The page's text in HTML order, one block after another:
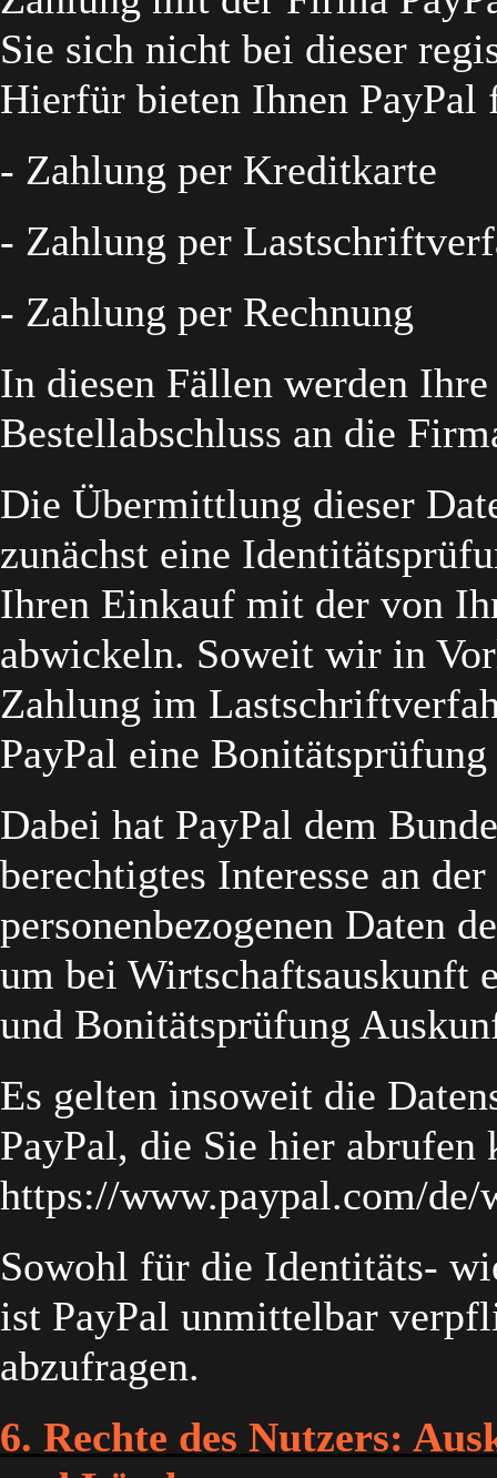
Sie sich nicht bei dieser
Hierfür bieten Ihnen PayPal
- Zahlung per Kreditkarte
- Zahlung per
- Zahlung per Rechnung
In diesen Fällen werden
Bestellabschluss an die
Die Übermittlung dieser
zunächst eine
Ihren Einkauf mit der von
abwickeln. Soweit wir in
Zahlung im
PayPal eine
Dabei hat PayPal dem
berechtigtes Interesse an
personenbezogenen Daten
um bei Wirtschaftsauskunft
und Bonitätsprüfung
Es gelten insoweit die
PayPal, die Sie hier abrufen
https://www.paypal.com/
Sowohl für die Identitäts-
ist PayPal unmittelbar
abzufragen.
6. Rechte des Nutzers: